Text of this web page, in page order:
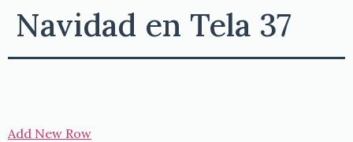
Navidad en Tela 37
Add New Row